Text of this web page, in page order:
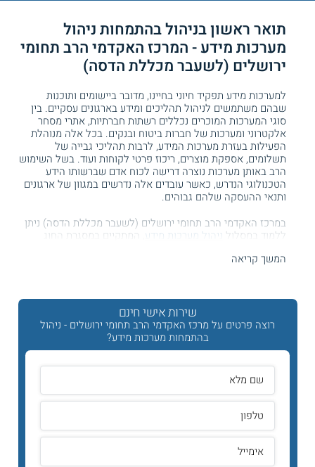
תואר ראשון בניהול בהתמחות ניהול
מערכות מידע - המרכז האקדמי הרב תחומי
ירושלים (לשעבר מכללת הדסה)
למערכות מידע תפקיד חיוני בחיינו, מדובר ביישומים ותוכנות
שבהם משתמשים לניהול תהליכים ומידע בארגונים עסקיים. בין
סוגי המערכות המוכרים נכללים רשתות חברתיות, אתרי מסחר
אלקטרוני ומערכות של חברות ביטוח ובנקים. בכל אלה מנוהלת
הפעילות בעזרת מערכות המידע, לרבות תהליכי גבייה של
תשלומים, אספקת מוצרים, ריכוז פרטי לקוחות ועוד. בשל השימוש
הרב באותן מערכות נוצרה דרישה לכוח אדם שברשותו הידע
הטכנולוגי הנדרש, כאשר עובדים אלה נדרשים במגוון של ארגונים
ותנאי ההעסקה שלהם גבוהים.
במרכז האקדמי הרב תחומי ירושלים (לשעבר מכללת הדסה) ניתן
ללמוד במסלול ניהול מערכות מידע , המתקיים במסגרת החוג
מערכות תיירות ומערכות בריאות. בלימודים אלה נרכש ידע בתחום
מסלול לימודים זה מתאים למעוניינים לשלב עבודה עם אנשים עם
כלים טכנולוגיים מתקדמים. במהלכו מקבלים הכשרה לתפקידים
כגון מנהלי מערכות, מנתחי מערכות, מנהלי פרויקטים טכנולוגיים
ועוד. בעלי תפקידים אלה משמשים חוליה מקשרת בין עולם
הטכנולוגיה לעולםהניהולוהעסקים ונדרשים להבין צורכים
עסקיים וטכנולוגיים כאחד.
בניגוד ללימודי הנדסת מערכות מידע או לימודי מדעי המחשב,
במסלול זה מכשירים מנהלים שברשותם ידע נרחב בניהול מערכות
מידע, ולא מתמקדים בטכנולוגיות עצמן. בוגרי מסלול זה יכולים
להשתלב במגוון אפיקי קריירה ולהשתלב בתפקידי ניהול טכנולוגי,
לרבות מנהלי מערכות מידע, מנהלי דיגיטל, מנתחי מערכות מידע,
המשך קריאה
שירות אישי חינם
רוצה פרטים על מרכז האקדמי הרב תחומי ירושלים - ניהול
בהתמחות מערכות מידע?